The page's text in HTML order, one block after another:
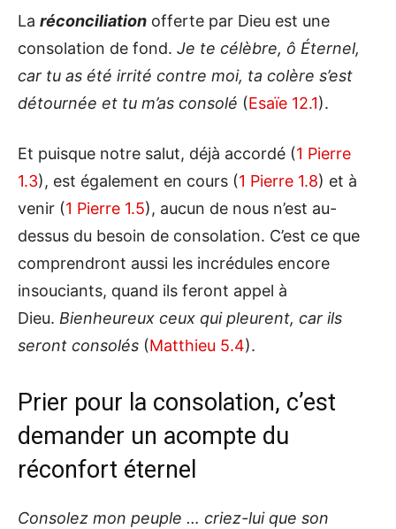
La réconciliation offerte par Dieu est une
consolation de fond. Je te célèbre, ô Éternel,
car tu as été irrité contre moi, ta colère s’est
détournée et tu m’as consolé (Esaïe 12.1).
Et puisque notre salut, déjà accordé (1 Pierre
1.3), est également en cours (1 Pierre 1.8) et à
venir (1 Pierre 1.5), aucun de nous n’est au-
dessus du besoin de consolation. C’est ce que
comprendront aussi les incrédules encore
insouciants, quand ils feront appel à
Dieu. Bienheureux ceux qui pleurent, car ils
seront consolés (Matthieu 5.4).
Prier pour la consolation, c’est
demander un acompte du
réconfort éternel
Consolez mon peuple … criez-lui que son